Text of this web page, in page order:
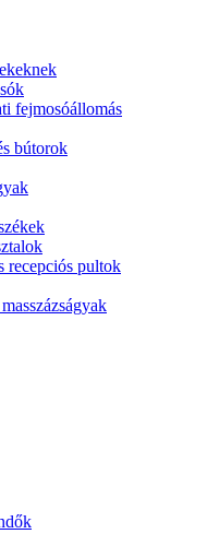
fejmosóállomás
bútorok
recepciós pultok